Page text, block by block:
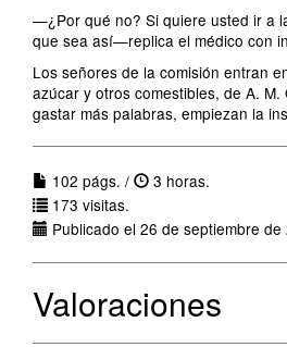
—¿Por qué no? Si quiere usted ir a
que sea así—replica el médico con
Los señores de la comisión entran
azúcar y otros comestibles, de A. M.
gastar más palabras, empiezan la
102 págs. /
3 horas.
173 visitas.
Publicado el 26 de septiembre
Valoraciones